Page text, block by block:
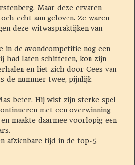
Maar deze ervaren
echt aan geloven. Ze waren
deze witwaspraktijken van
in de avondcompetitie nog een
had laten schitteren, kon zijn
en liet zich door Cees van
de nummer twee, pijnlijk
beter. Hij wist zijn sterke spel
met een overwinning
maakte daarmee voorlopig een
afzienbare tijd in de top-5